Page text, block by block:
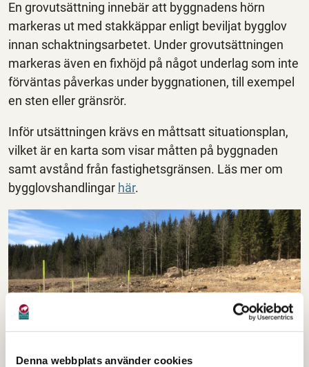
Denna webbplats använder cookies
En grovutsättning innebär att byggnadens hörn
markeras ut med stakkäppar enligt beviljat bygglov
innan schaktningsarbetet. Under grovutsättningen
markeras även en fixhöjd på något underlag som inte
förväntas påverkas under byggnationen, till exempel
en sten eller gränsrör.
Inför utsättningen krävs en måttsatt situationsplan,
vilket är en karta som visar måtten på byggnaden
samt avstånd från fastighetsgränsen. Läs mer om
bygglovshandlingar här.